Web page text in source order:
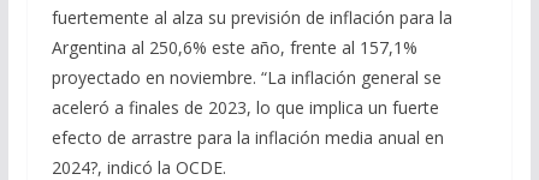
fuertemente al alza su previsión de inflación para la
Argentina al 250,6% este año, frente al 157,1%
proyectado en noviembre. “La inflación general se
aceleró a finales de 2023, lo que implica un fuerte
efecto de arrastre para la inflación media anual en
2024?, indicó la OCDE.